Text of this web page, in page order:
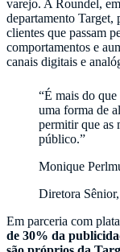
varejo. A Roundel,
departamento Target,
clientes que passam
comportamentos e
canais digitais e
“É mais do
uma forma de
permitir que as
público.”
Monique
Diretora
Em parceria com
de 30% da